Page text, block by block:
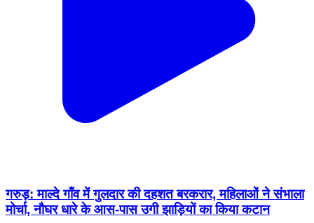
गरुड़: माल्दे गाँव में गुलदार की दहशत बरकरार, महिलाओं ने संभाला
मोर्चा, नौघर धारे के आस-पास उगी झाड़ियों का किया कटान